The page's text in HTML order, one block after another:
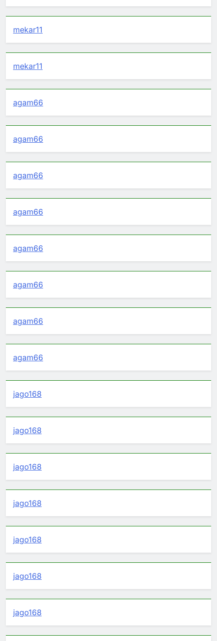
mekar11
mekar11
agam66
agam66
agam66
agam66
agam66
agam66
agam66
agam66
jago168
jago168
jago168
jago168
jago168
jago168
jago168